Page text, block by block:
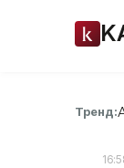
Тренд: